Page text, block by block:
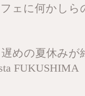
ェに何かし
めの夏休みが
FUKUSHIMA